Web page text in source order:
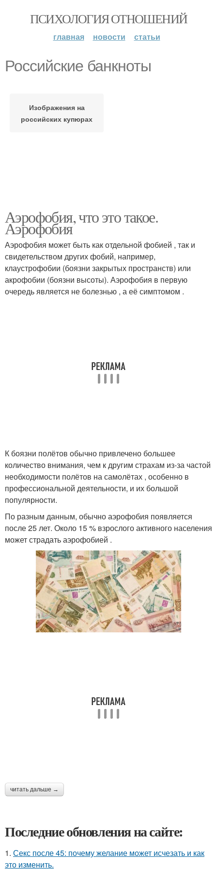
ПСИХОЛОГИЯ ОТНОШЕНИЙ
главная новости статьи
Российские банкноты
Изображения на
российских купюрах
Аэрофобия, что это такое.
Аэрофобия
Аэрофобия может быть как отдельной фобией , так и
свидетельством других фобий, например,
клаустрофобии (боязни закрытых пространств) или
акрофобии (боязни высоты). Аэрофобия в первую
очередь является не болезнью , а её симптомом .
К боязни полётов обычно привлечено большее
количество внимания, чем к другим страхам из-за частой
необходимости полётов на самолётах , особенно в
профессиональной деятельности, и их большой
популярности.
По разным данным, обычно аэрофобия появляется
после 25 лет. Около 15 % взрослого активного населения
может страдать аэрофобией .
читать дальше →
Последние обновления на сайте:
1. Секс после 45: почему желание может исчезать и как
это изменить.